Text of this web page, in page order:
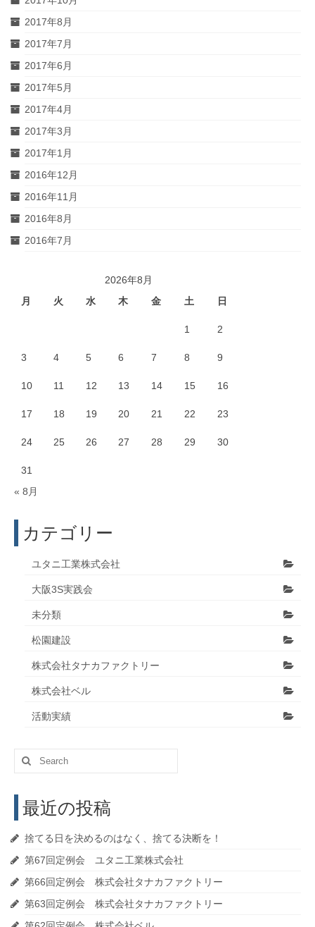
2017年8月
2017年7月
2017年6月
2017年5月
2017年4月
2017年3月
2017年1月
2016年12月
2016年11月
2016年8月
2016年7月
2026年8月
月
火 水 木 金 土 日
1 2
3 4 5 6 7 8 9
10 11 12 13 14 15 16
17 18 19 20 21 22 23
24 25 26 27 28 29 30
31
« 8月
カテゴリー
ユタニ工業株式会社
大阪3S実践会
未分類
松園建設
株式会社タナカファクトリー
株式会社ベル
活動実績
Search
for:
最近の投稿
捨てる日を決めるのはなく、捨てる決断を！
第67回定例会 ユタニ工業株式会社
第66回定例会 株式会社タナカファクトリー
第63回定例会 株式会社タナカファクトリー